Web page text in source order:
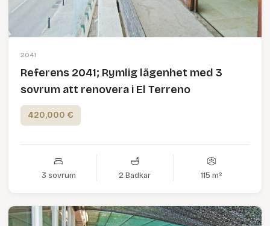
2041
Referens 2041; Rymlig lägenhet med 3
sovrum att renovera i El Terreno
420,000 €
3 sovrum 2 Badkar 115 m²